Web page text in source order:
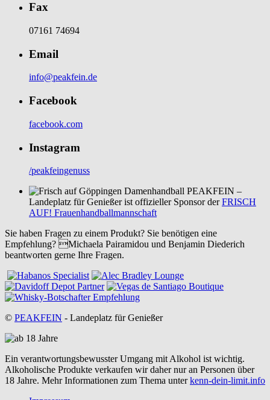
Fax
07161 74694
Email
info@peakfein.de
Facebook
facebook.com
Instagram
/peakfeingenuss
PEAKFEIN –
Landeplatz für Genießer ist offizieller Sponsor derFRISCH
AUF! Frauenhandballmannschaft
Sie haben Fragen zu einem Produkt? Sie benötigen eine
Empfehlung? Michaela Pairamidou und Benjamin Diederich
beantworten gerne Ihre Fragen.
© PEAKFEIN - Landeplatz für Genießer
Ein verantwortungsbewusster Umgang mit Alkohol ist wichtig.
Alkoholische Produkte verkaufen wir daher nur an Personen über
18 Jahre. Mehr Informationen zum Thema unterkenn-dein-limit.info